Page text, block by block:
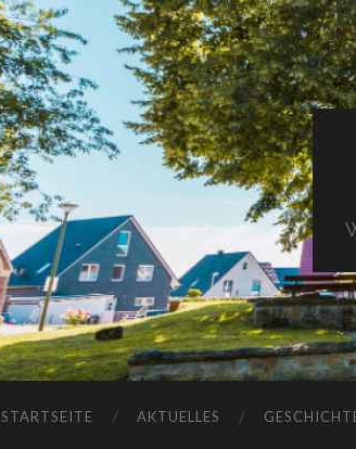
STARTSEITE AKTUELLES